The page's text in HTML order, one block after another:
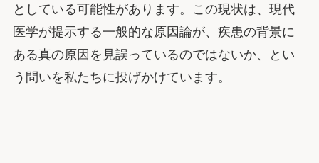
としている可能性があります。この現状は、現代
医学が提示する一般的な原因論が、疾患の背景に
ある真の原因を見誤っているのではないか、とい
う問いを私たちに投げかけています。